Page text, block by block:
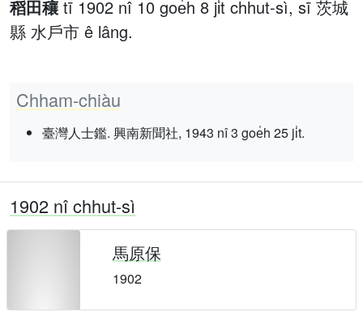
稻田穰 tī 1902 nî 10 goe̍h 8 ji̍t chhut-sì, sī 茨城
縣 水戶市 ê lâng.
Chham-chiàu
臺灣人士鑑. 興南新聞社, 1943 nî 3 goe̍h 25 ji̍t.
1902 nî chhut-sì
馬原保
1902